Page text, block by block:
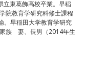
東葛飾高校卒業。早稲
院教育学研究科修士課程
。早稲田大学教育学研究
族 妻、長男（2014年生